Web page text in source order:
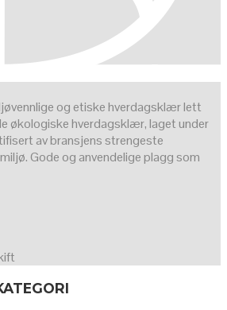
og etiske hverdagsklær lett
økologiske hverdagsklær, laget under
av bransjens strengeste
Gode og anvendelige plagg som